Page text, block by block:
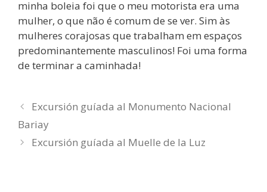
minha boleia foi que o meu motorista era uma
mulher, o que não é comum de se ver. Sim às
mulheres corajosas que trabalham em espaços
predominantemente masculinos! Foi uma forma
de terminar a caminhada!
Excursión guíada al Monumento Nacional
Bariay
Excursión guíada al Muelle de la Luz